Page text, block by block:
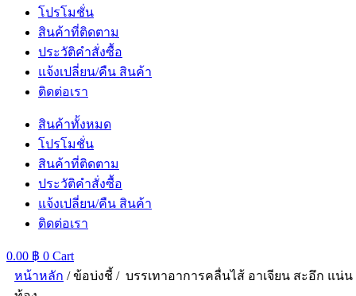
โปรโมชั่น
สินค้าที่ติดตาม
ประวัติคำสั่งซื้อ
แจ้งเปลี่ยน/คืน สินค้า
ติดต่อเรา
สินค้าทั้งหมด
โปรโมชั่น
สินค้าที่ติดตาม
ประวัติคำสั่งซื้อ
แจ้งเปลี่ยน/คืน สินค้า
ติดต่อเรา
0.00 ฿ 0 Cart
หน้าหลัก / ข้อบ่งชี้ / บรรเทาอาการคลื่นไส้ อาเจียน สะอึก แน่น